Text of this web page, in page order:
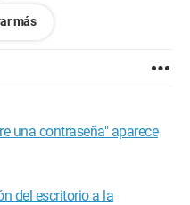
más
una contraseña" aparece
del escritorio a la